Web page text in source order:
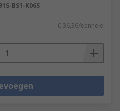
BS1-K06S
€ 36,36/eenheid